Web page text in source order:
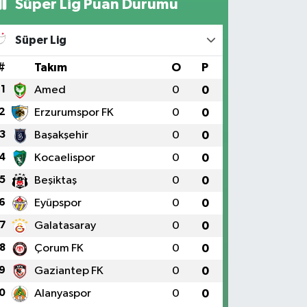
Süper Lig Puan Durumu
Süper Lig
Takım O P
1 Amed 0 0
Erzurumspor FK 0 0
3 Başakşehir 0 0
Kocaelispor 0 0
5 Beşiktaş 0 0
Eyüpspor 0 0
7 Galatasaray 0 0
8 Çorum FK 0 0
Gaziantep FK 0 0
Alanyaspor 0 0